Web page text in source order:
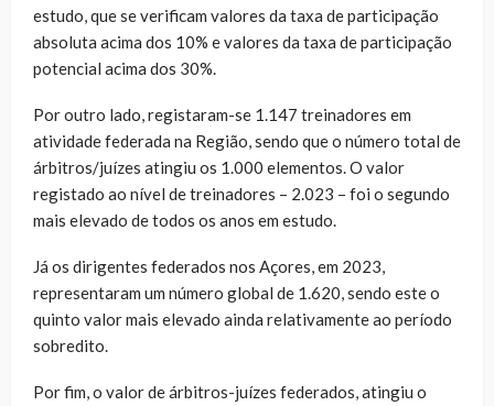
estudo, que se verificam valores da taxa de participação
absoluta acima dos 10% e valores da taxa de participação
potencial acima dos 30%.
Por outro lado, registaram-se 1.147 treinadores em
atividade federada na Região, sendo que o número total de
árbitros/juízes atingiu os 1.000 elementos. O valor
registado ao nível de treinadores – 2.023 – foi o segundo
mais elevado de todos os anos em estudo.
Já os dirigentes federados nos Açores, em 2023,
representaram um número global de 1.620, sendo este o
quinto valor mais elevado ainda relativamente ao período
sobredito.
Por fim, o valor de árbitros-juízes federados, atingiu o